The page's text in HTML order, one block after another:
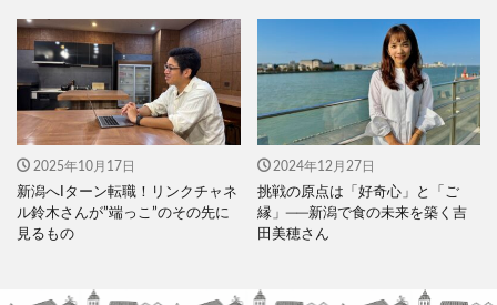
2025年10月17日
新潟へIターン転職！リンクチャネ
ル鈴木さんが”端っこ”のその先に
見るもの
2024年12月27日
挑戦の原点は「好奇心」と「ご
縁」──新潟で食の未来を築く吉
田美穂さん